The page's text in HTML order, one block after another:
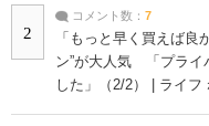
2
コメント数： 7
「もっと早く買えば
ン”が大人気 「プライ
した」（2/2） | ライフ